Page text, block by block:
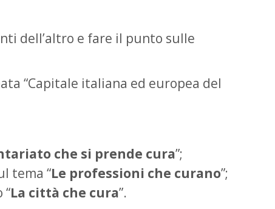
dell’altro e fare il punto sulle
“Capitale italiana ed europea del
che si prende cura”;
tema “Le professioni che curano”;
“La città che cura”.